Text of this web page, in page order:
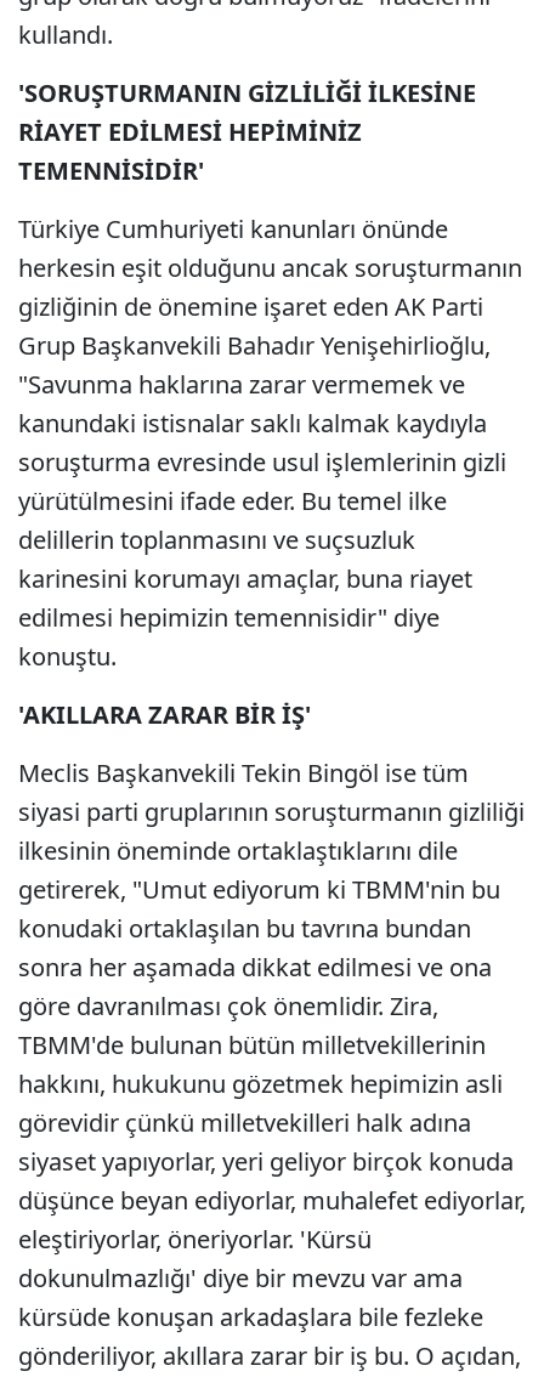
kullandı.
'SORUŞTURMANIN GİZLİLİĞİ İLKESİNE
RİAYET EDİLMESİ HEPİMİNİZ
TEMENNİSİDİR'
Türkiye Cumhuriyeti kanunları önünde
herkesin eşit olduğunu ancak soruşturmanın
gizliğinin de önemine işaret eden AK Parti
Grup Başkanvekili Bahadır Yenişehirlioğlu,
"Savunma haklarına zarar vermemek ve
kanundaki istisnalar saklı kalmak kaydıyla
soruşturma evresinde usul işlemlerinin gizli
yürütülmesini ifade eder. Bu temel ilke
delillerin toplanmasını ve suçsuzluk
karinesini korumayı amaçlar, buna riayet
edilmesi hepimizin temennisidir" diye
konuştu.
'AKILLARA ZARAR BİR İŞ'
Meclis Başkanvekili Tekin Bingöl ise tüm
siyasi parti gruplarının soruşturmanın gizliliği
ilkesinin öneminde ortaklaştıklarını dile
getirerek, "Umut ediyorum ki TBMM'nin bu
konudaki ortaklaşılan bu tavrına bundan
sonra her aşamada dikkat edilmesi ve ona
göre davranılması çok önemlidir. Zira,
TBMM'de bulunan bütün milletvekillerinin
hakkını, hukukunu gözetmek hepimizin asli
görevidir çünkü milletvekilleri halk adına
siyaset yapıyorlar, yeri geliyor birçok konuda
düşünce beyan ediyorlar, muhalefet ediyorlar,
eleştiriyorlar, öneriyorlar. 'Kürsü
dokunulmazlığı' diye bir mevzu var ama
kürsüde konuşan arkadaşlara bile fezleke
gönderiliyor, akıllara zarar bir iş bu. O açıdan,